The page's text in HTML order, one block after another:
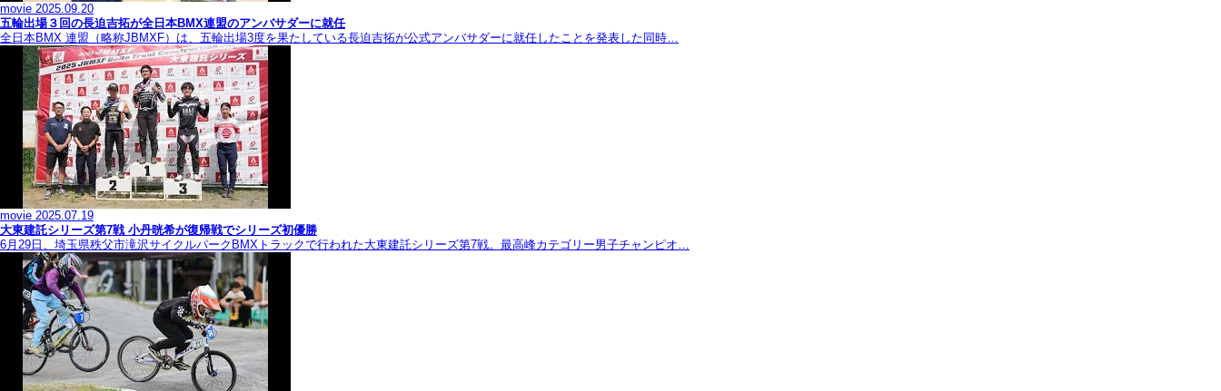
movie 2025.09.20
五輪出場３回の長迫吉拓が全日本BMX連盟のアンバサダーに就任
全日本BMX 連盟（略称JBMXF）は、五輪出場3度を果たしている長迫吉拓が公式アンバサダーに就任したことを発表した同時…
movie 2025.07.19
大東建託シリーズ第7戦 ⼩丹晄希が復帰戦でシリーズ初優勝
6月29日、埼玉県秩父市滝沢サイクルパークBMXトラックで行われた大東建託シリーズ第7戦。最高峰カテゴリー男子チャンピオ…